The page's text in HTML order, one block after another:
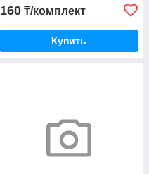
160 ₸/комплект
Купить